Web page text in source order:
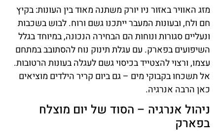
מזג האוויר באזור ניו יורק משתנה מאוד בין העונות: בקיץ
חם ולח, ובעונות המעבר ייתכנו גשם ורוח. לבוש בשכבות
ונעליים סגורות ונוחות הם הבחירה הנכונה, במיוחד בגלל
השיפועים בפארק. עם עגלת תינוק נוח להסתובב במתחם
עצמו, ורצוי להצטייד בכיסוי גשם לעגלה בעונות הרטובות.
אל תשכחו בקבוקי מים – גם ביום קריר הילדים מוציאים
כאן הרבה אנרגיה.
ניהול אנרגיה – הסוד של יום מוצלח
בפארק